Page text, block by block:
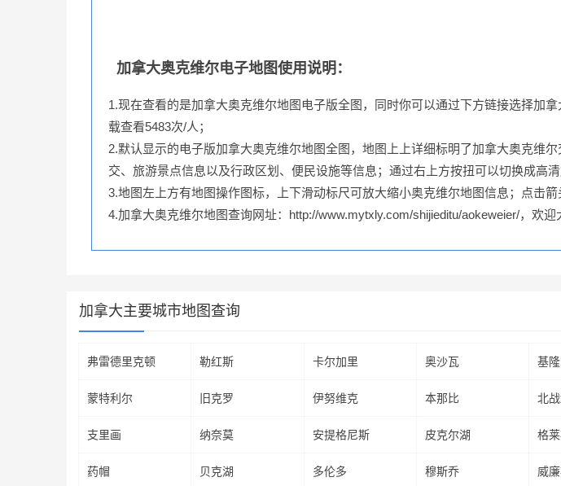
加拿大奥克维尔电子地图使用说明：
1.现在查看的是加拿大奥克维尔地图电子版全图，同时你可以通过下方链接选择加
载查看5483次/人；
2.默认显示的电子版加拿大奥克维尔地图全图，地图上上详细标明了加拿大奥克维
交、旅游景点信息以及行政区划、便民设施等信息；通过右上方按扭可以切换成高清
3.地图左上方有地图操作图标，上下滑动标尺可放大缩小奥克维尔地图信息；点击箭
4.加拿大奥克维尔地图查询网址：http://www.mytxly.com/shijieditu/aokeweier/，欢迎
加拿大主要城市地图查询
弗雷德里克顿 勒红斯 卡尔加里 奥沙瓦 基
蒙特利尔 旧克罗 伊努维克 本那比 北
支里画 纳奈莫 安提格尼斯 皮克尔湖 格
药帽 贝克湖 多伦多 穆斯乔 威